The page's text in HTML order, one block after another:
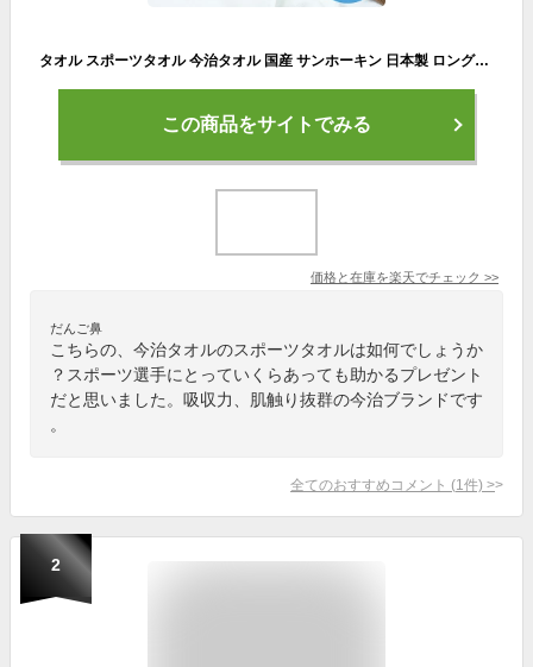
タオル スポーツタオル 今治タオル 国産 サンホーキン 日本製 ロングタオル ジョギングタオル スポーツ 無地 高級 吸水力 ポイント消化 今治ブランドタオル
この商品をサイトでみる
価格と在庫を楽天でチェック >>
だんご鼻
こちらの、今治タオルのスポーツタオルは如何でしょうか
？スポーツ選手にとっていくらあっても助かるプレゼント
だと思いました。吸収力、肌触り抜群の今治ブランドです
。
全てのおすすめコメント (1 件) >
2